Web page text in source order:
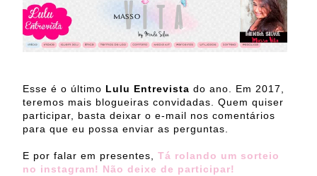
Esse é o último Lulu Entrevista do ano. Em 2017,
teremos mais blogueiras convidadas. Quem quiser
participar, basta deixar o e-mail nos comentários
para que eu possa enviar as perguntas.
E por falar em presentes, Tá rolando um sorteio
no instagram! Não deixe de participar!